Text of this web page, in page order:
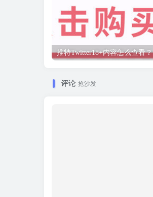
推特Twitter18+内容怎么查看？
评论 抢沙发